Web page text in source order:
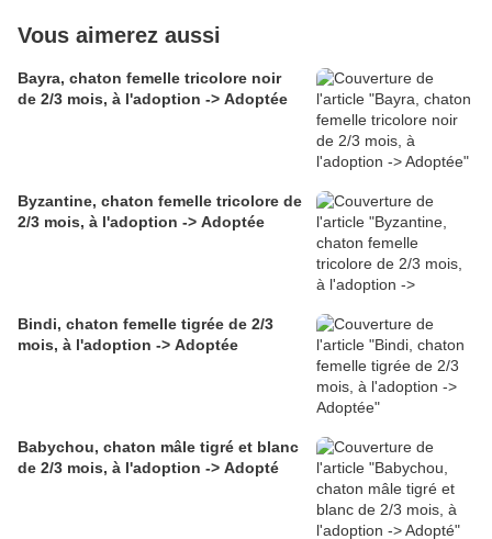
Vous aimerez aussi
Bayra, chaton femelle tricolore noir
de 2/3 mois, à l'adoption -> Adoptée
Byzantine, chaton femelle tricolore de
2/3 mois, à l'adoption -> Adoptée
Bindi, chaton femelle tigrée de 2/3
mois, à l'adoption -> Adoptée
Babychou, chaton mâle tigré et blanc
de 2/3 mois, à l'adoption -> Adopté